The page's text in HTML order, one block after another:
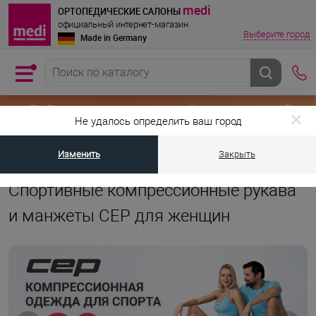
Не удалось определить ваш город
Изменить Закрыть
ОРТОПЕДИЧЕСКИЕ САЛОНЫ medi
официальный интернет-магазин
Made in Germany Выберите город
Главная страница • Компрессионная одежда для
Спортивные компрессионные рукава
и манжеты CEP для женщин